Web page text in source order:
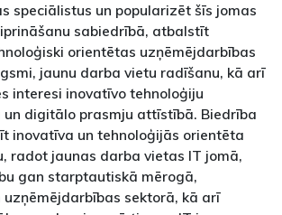
speciālistus un popularizēt šīs jomas
sabiedrībā, atbalstīt
orientētas uzņēmējdarbības
jaunu darba vietu radīšanu, kā arī
interesi inovatīvo tehnoloģiju
un digitālo prasmju attīstībā. Biedrība
inovatīva un tehnoloģijās orientēta
radot jaunas darba vietas IT jomā,
gan starptautiskā mērogā,
sektorā, kā arī